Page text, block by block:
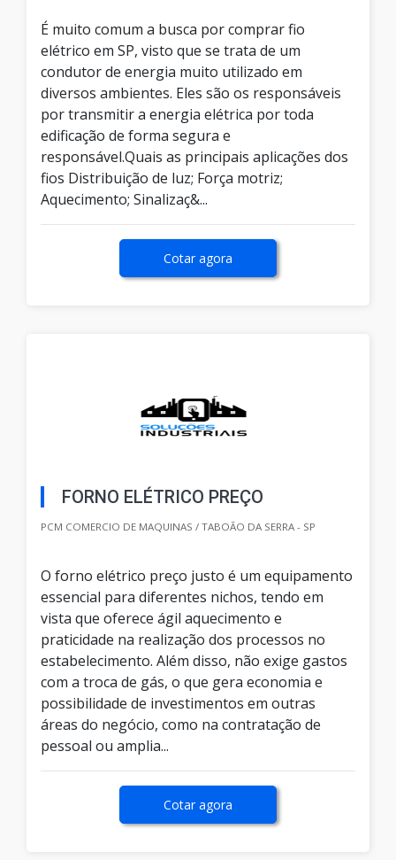
É muito comum a busca por comprar fio
elétrico em SP, visto que se trata de um
condutor de energia muito utilizado em
diversos ambientes. Eles são os responsáveis
por transmitir a energia elétrica por toda
edificação de forma segura e
responsável.Quais as principais aplicações dos
fios Distribuição de luz; Força motriz;
Aquecimento; Sinalizaç&...
Cotar agora
FORNO ELÉTRICO PREÇO
PCM COMERCIO DE MAQUINAS / TABOÃO DA SERRA - SP
O forno elétrico preço justo é um equipamento
essencial para diferentes nichos, tendo em
vista que oferece ágil aquecimento e
praticidade na realização dos processos no
estabelecimento. Além disso, não exige gastos
com a troca de gás, o que gera economia e
possibilidade de investimentos em outras
áreas do negócio, como na contratação de
pessoal ou amplia...
Cotar agora